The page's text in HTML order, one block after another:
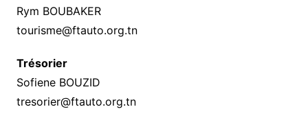
Rym BOUBAKER
tourisme@ftauto.org.tn
Trésorier
Sofiene BOUZID
tresorier@ftauto.org.tn